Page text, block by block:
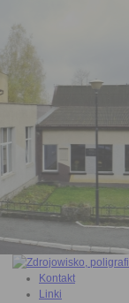
Kontakt
Linki